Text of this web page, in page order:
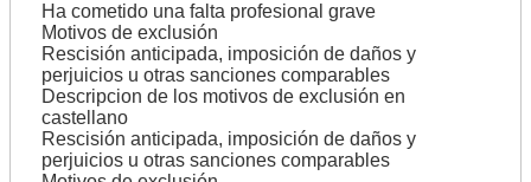
Ha cometido una falta profesional grave
Motivos de exclusión
Rescisión anticipada, imposición de daños y
perjuicios u otras sanciones comparables
Descripcion de los motivos de exclusión en
castellano
Rescisión anticipada, imposición de daños y
perjuicios u otras sanciones comparables